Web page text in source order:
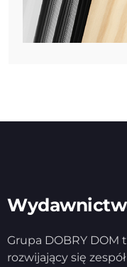
Grupa DOBRY DOM
rozwijający się